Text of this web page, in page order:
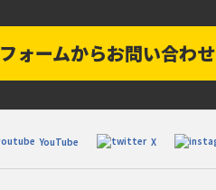
フォームからお問い合わせ
YouTube X